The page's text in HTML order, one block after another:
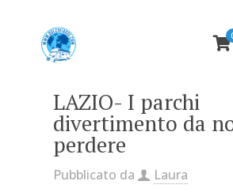
LAZIO- I parchi
divertimento da
perdere
Pubblicato da
Laura